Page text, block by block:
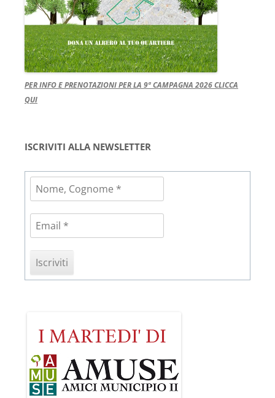
PER INFO E PRENOTAZIONI PER LA 9ª CAMPAGNA 2026 CLICCA
QUI
ISCRIVITI ALLA NEWSLETTER